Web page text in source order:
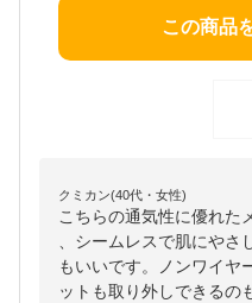
この商品
クミカン(40代・女性)
こちらの通気性に優れた
、シームレスで肌にやさ
もいいです。ノンワイヤ
ットも取り外しできるの